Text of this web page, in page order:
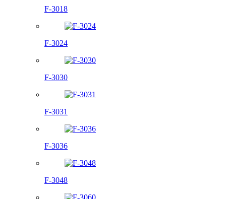
F-3018
F-3024
F-3030
F-3031
F-3036
F-3048